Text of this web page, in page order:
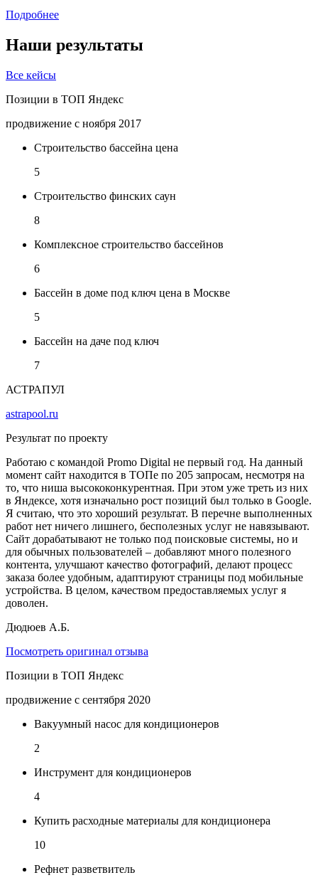
Подробнее
Наши результаты
Все кейсы
Позиции в ТОП Яндекс
продвижение с ноября 2017
Строительство бассейна цена
5
Строительство финских саун
8
Комплексное строительство бассейнов
6
Бассейн в доме под ключ цена в Москве
5
Бассейн на даче под ключ
7
АСТРАПУЛ
astrapool.ru
Результат по проекту
Работаю с командой Promo Digital не первый год. На данный
момент сайт находится в ТОПе по 205 запросам, несмотря на
то, что ниша высококонкурентная. При этом уже треть из них
в Яндексе, хотя изначально рост позиций был только в Google.
Я считаю, что это хороший результат. В перечне выполненных
работ нет ничего лишнего, бесполезных услуг не навязывают.
Сайт дорабатывают не только под поисковые системы, но и
для обычных пользователей – добавляют много полезного
контента, улучшают качество фотографий, делают процесс
заказа более удобным, адаптируют страницы под мобильные
устройства. В целом, качеством предоставляемых услуг я
доволен.
Дюдюев А.Б.
Посмотреть оригинал отзыва
Позиции в ТОП Яндекс
продвижение с сентября 2020
Вакуумный насос для кондиционеров
2
Инструмент для кондиционеров
4
Купить расходные материалы для кондиционера
10
Рефнет разветвитель